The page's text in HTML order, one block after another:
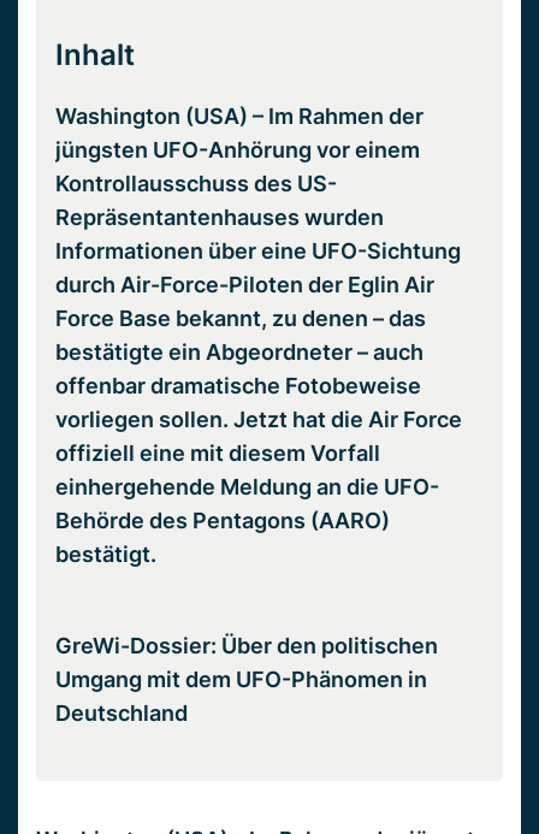
Inhalt
Washington (USA) – Im Rahmen der
jüngsten UFO-Anhörung vor einem
Kontrollausschuss des US-
Repräsentantenhauses wurden
Informationen über eine UFO-Sichtung
durch Air-Force-Piloten der Eglin Air
Force Base bekannt, zu denen – das
bestätigte ein Abgeordneter – auch
offenbar dramatische Fotobeweise
vorliegen sollen. Jetzt hat die Air Force
offiziell eine mit diesem Vorfall
einhergehende Meldung an die UFO-
Behörde des Pentagons (AARO)
bestätigt.
GreWi-Dossier: Über den politischen
Umgang mit dem UFO-Phänomen in
Deutschland